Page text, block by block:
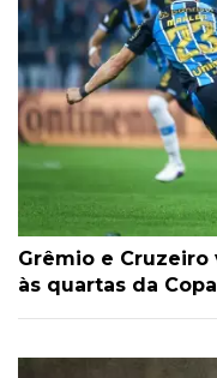
Grêmio e Cruzeiro
às quartas da